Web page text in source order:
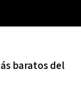
baratos del